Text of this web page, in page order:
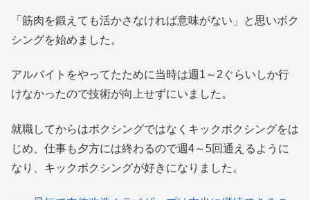
「筋肉を鍛えても活かさなければ意味がない」と思いボク
シングを始めました。
アルバイトをやってたために当時は週1～2ぐらいしか行
けなかったので技術が向上せずにいました。
就職してからはボクシングではなくキックボクシングをは
じめ、仕事も夕方には終わるので週4～5回通えるように
なり、キックボクシングが好きになりました。